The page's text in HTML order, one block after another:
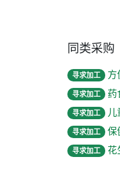
同类采购
寻求加工 方
寻求加工 药
寻求加工 儿
寻求加工 保
寻求加工 花